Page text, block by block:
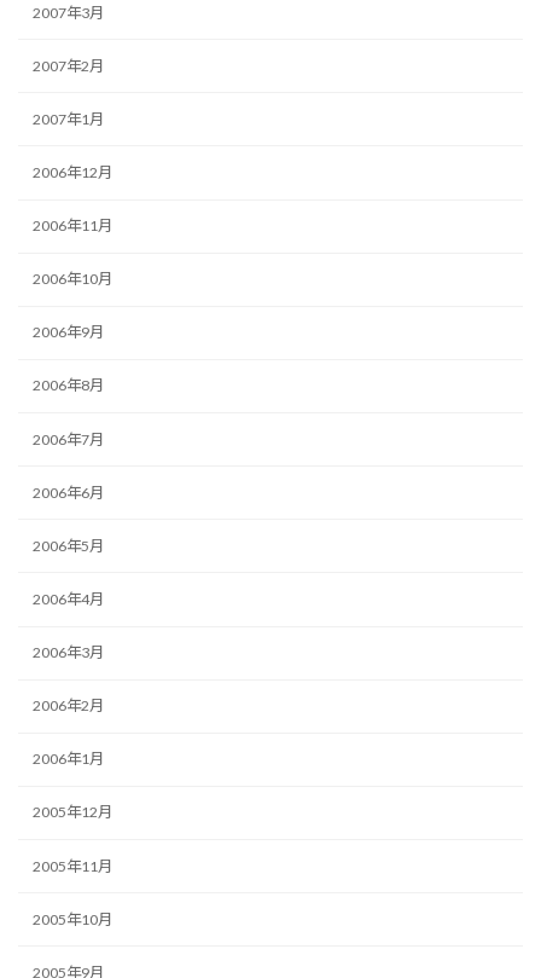
2007年3月
2007年2月
2007年1月
2006年12月
2006年11月
2006年10月
2006年9月
2006年8月
2006年7月
2006年6月
2006年5月
2006年4月
2006年3月
2006年2月
2006年1月
2005年12月
2005年11月
2005年10月
2005年9月